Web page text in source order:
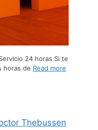
24 horas Si te
horas de Read more
Thebussen